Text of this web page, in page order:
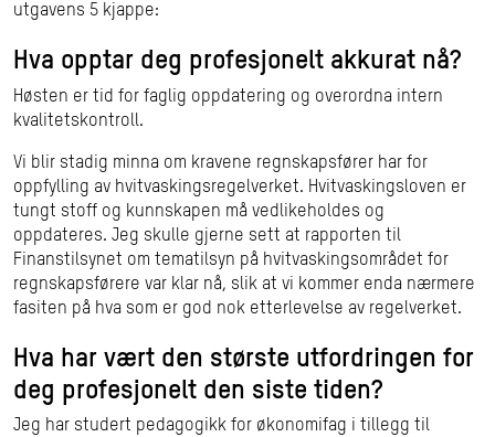
utgavens 5 kjappe:
Hva opptar deg profesjonelt akkurat nå?
Høsten er tid for faglig oppdatering og overordna intern
kvalitetskontroll.
Vi blir stadig minna om kravene regnskapsfører har for
oppfylling av hvitvaskingsregelverket. Hvitvaskingsloven er
tungt stoff og kunnskapen må vedlikeholdes og
oppdateres. Jeg skulle gjerne sett at rapporten til
Finanstilsynet om tematilsyn på hvitvaskingsområdet for
regnskapsførere var klar nå, slik at vi kommer enda nærmere
fasiten på hva som er god nok etterlevelse av regelverket.
Hva har vært den største utfordringen for
deg profesjonelt den siste tiden?
Jeg har studert pedagogikk for økonomifag i tillegg til